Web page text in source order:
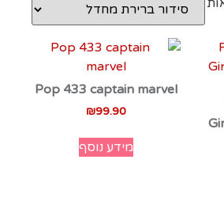
Pop 433 captain marvel
₪99.90
מידע נוסף